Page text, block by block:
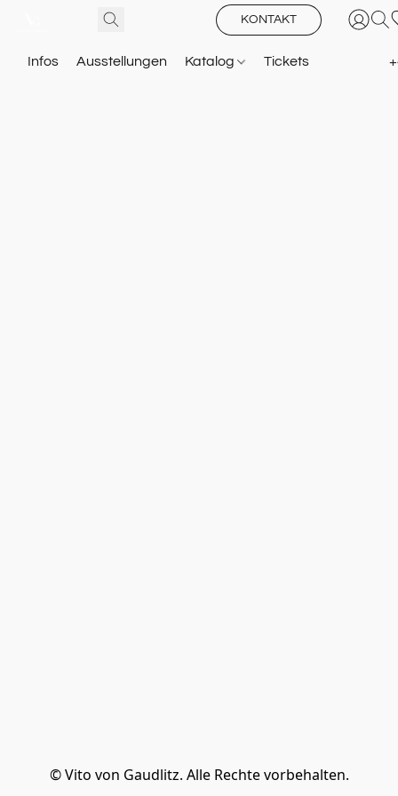
KONTAKT
Infos Ausstellungen Katalog Tickets
© Vito von Gaudlitz. Alle Rechte vorbehalten.